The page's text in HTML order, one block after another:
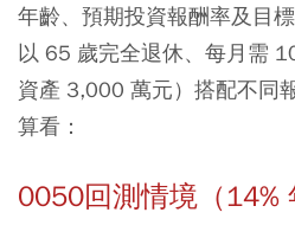
年齡、預期投資報酬率及目
以 65 歲完全退休、每月需
資產 3,000 萬元）搭配不同
算看：
0050回測情境（14%